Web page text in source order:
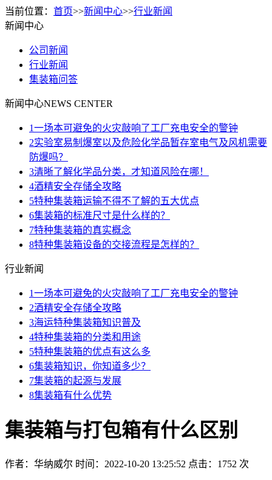
当前位置： 首页>>新闻中心>>行业新闻
新闻中心
公司新闻
行业新闻
集装箱问答
新闻中心NEWS CENTER
1一场本可避免的火灾敲响了工厂充电安全的警钟
2实验室易制爆室以及危险化学品暂存室电气及风机需要
防爆吗？
3清晰了解化学品分类，才知道风险在哪！
4酒精安全存储全攻略
5特种集装箱运输不得不了解的五大优点
6集装箱的标准尺寸是什么样的？
7特种集装箱的真实概念
8特种集装箱设备的交接流程是怎样的？
行业新闻
1一场本可避免的火灾敲响了工厂充电安全的警钟
2酒精安全存储全攻略
3海运特种集装箱知识普及
4特种集装箱的分类和用途
5特种集装箱的优点有这么多
6集装箱知识，你知道多少？
7集装箱的起源与发展
8集装箱有什么优势
集装箱与打包箱有什么区别
作者：华纳威尔 时间：2022-10-20 13:25:52 点击：1752 次